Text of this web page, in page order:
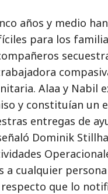
años y medio
para los
Alaa y Nabil
y constituían un
entregas de
Dominik
a cualquier
que lo